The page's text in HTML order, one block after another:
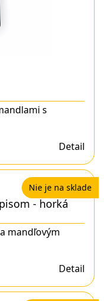
s
Detail
Nie je na sklade
- horká
mandľovým
Detail